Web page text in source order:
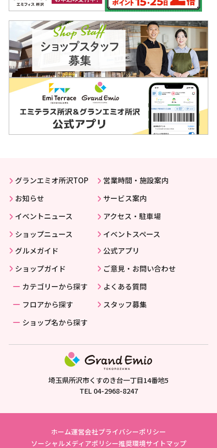
グランエミオ所沢TOP
お知らせ
イベントニュース
ショップニュース
グルメガイド
ショップガイド
カテゴリーから探す
フロアから探す
ショップ名から探す
営業時間・施設案内
サービス案内
アクセス・駐車場
イベントスペース
公式アプリ
ご意見・お問い合わせ
よくある質問
スタッフ募集
埼玉県所沢市くすのき台一丁目14番地5
TEL 04-2968-8247
ホーム運営会社プライバシーポリシー
ソーシャルメディアポリシー推奨環境サイトマップ